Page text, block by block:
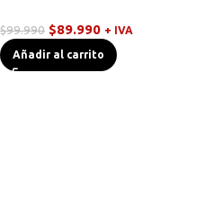
$99.990 $89.990 + IVA
Añadir al carrito